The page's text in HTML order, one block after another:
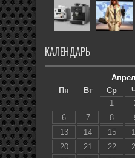
КАЛЕНДАРЬ
Пн
Вт Ср
1
6
7 8
13
14 15
20
21 22